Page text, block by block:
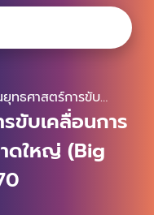
(ร่าง) แผนยุทธศาสตร์การขับเคลื่อนการใช้ประโยชน์จากข้อมูลขนาดใหญ่ (Big Data) พ.ศ. 2568 – 2570
ขับเคลื่อนการ
ดใหญ่ (Big